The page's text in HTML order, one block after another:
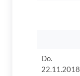
Do.
22.11.2018